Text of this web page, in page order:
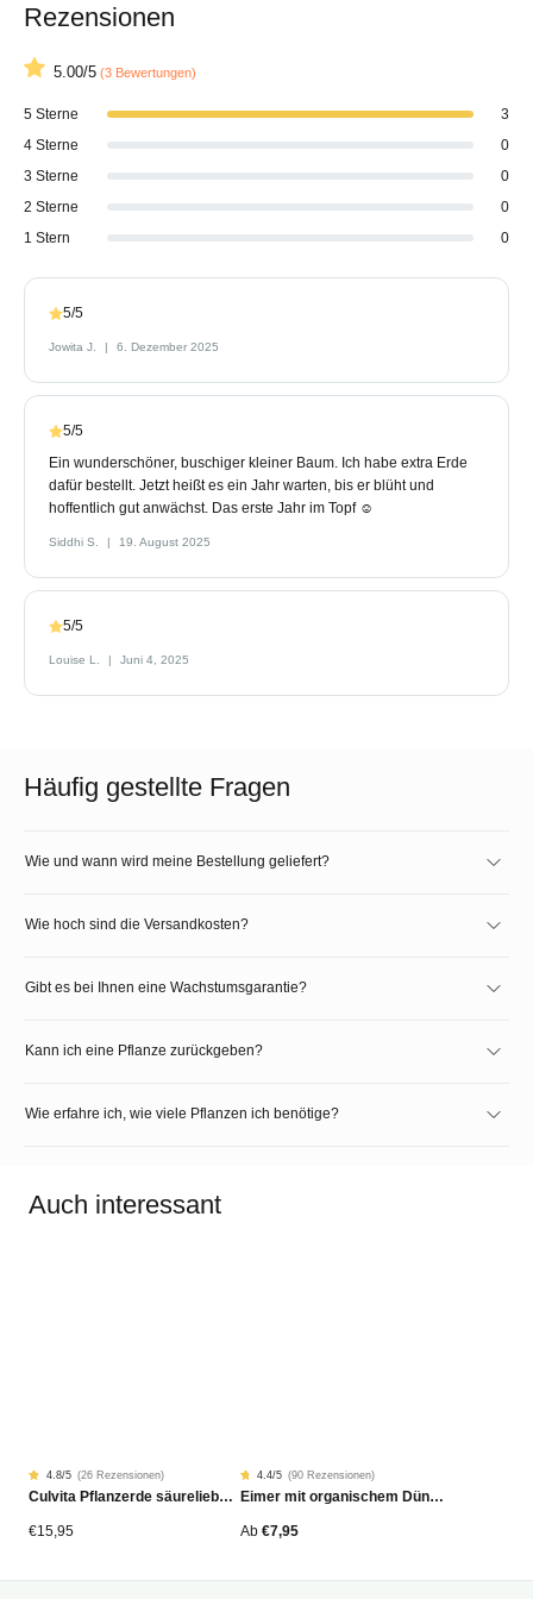
Rezensionen
5.00/5 (3 Bewertungen)
5 Sterne
3
4 Sterne
0
3 Sterne
0
2 Sterne
0
1 Stern
0
5/5
Jowita J. 6. Dezember 2025
5/5
Ein wunderschöner, buschiger kleiner Baum. Ich habe extra Erde
dafür bestellt. Jetzt heißt es ein Jahr warten, bis er blüht und
hoffentlich gut anwächst. Das erste Jahr im Topf ☺️
Siddhi S. 19. August 2025
5/5
Louise L. Juni 4, 2025
Häufig gestellte Fragen
Wie und wann wird meine Bestellung geliefert?
Wie hoch sind die Versandkosten?
Gibt es bei Ihnen eine Wachstumsgarantie?
Kann ich eine Pflanze zurückgeben?
Wie erfahre ich, wie viele Pflanzen ich benötige?
Auch interessant
Rated
4.81
von
26
Kundenstimmen
4.8/5 (26 Rezensionen)
Culvita Pflanzerde säureliebende Pflanzen Bio 40 Liter
€15,95
Rated
4.42
von
90
Kundenstimmen
4.4/5 (90 Rezensionen)
Eimer mit organischem Dünger
Ab €7,95